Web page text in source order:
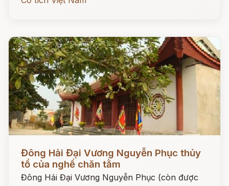
Đông Hải Đại Vương Nguyễn Phục thủy
tổ của nghề chăn tằm
Đông Hải Đại Vương Nguyễn Phục (còn được